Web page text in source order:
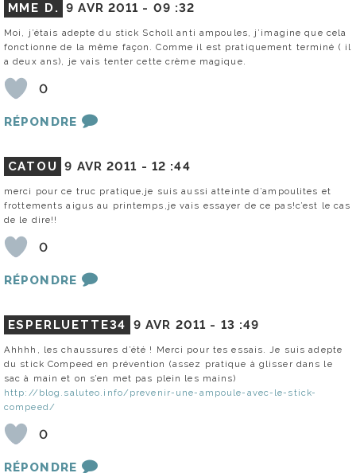
MME D. 9 AVR 2011 - 09 :32
Moi, j’étais adepte du stick Scholl anti ampoules, j’imagine que cela
fonctionne de la même façon. Comme il est pratiquement terminé ( il
a deux ans), je vais tenter cette crème magique.
0
RÉPONDRE
CATOU 9 AVR 2011 - 12 :44
merci pour ce truc pratique,je suis aussi atteinte d’ampoulites et
frottements aigus au printemps,je vais essayer de ce pas!c’est le cas
de le dire!!
0
RÉPONDRE
ESPERLUETTE34 9 AVR 2011 - 13 :49
Ahhhh, les chaussures d’été ! Merci pour tes essais. Je suis adepte
du stick Compeed en prévention (assez pratique à glisser dans le
sac à main et on s’en met pas plein les mains)
http://blog.saluteo.info/prevenir-une-ampoule-avec-le-stick-
compeed/
0
RÉPONDRE